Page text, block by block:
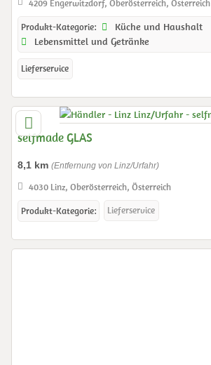
4209 Engerwitzdorf, Oberösterreich, Österreich
Produkt-Kategorie:
Küche und Haushalt
Lebensmittel und Getränke
Lieferservice
selfmade GLAS
8,1 km (Entfernung von Linz/Urfahr)
4030 Linz, Oberösterreich, Österreich
Produkt-Kategorie:
Lieferservice